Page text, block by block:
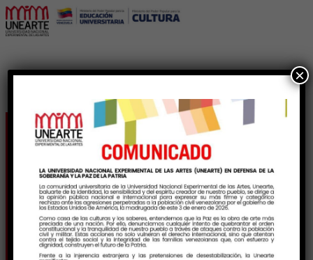
Tiyoctios Nº 02. Revista
de artes y culturas del
Sur de la UNEARTE
×